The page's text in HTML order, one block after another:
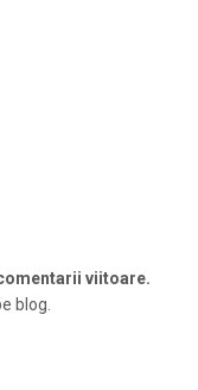
viitoare.
blog.